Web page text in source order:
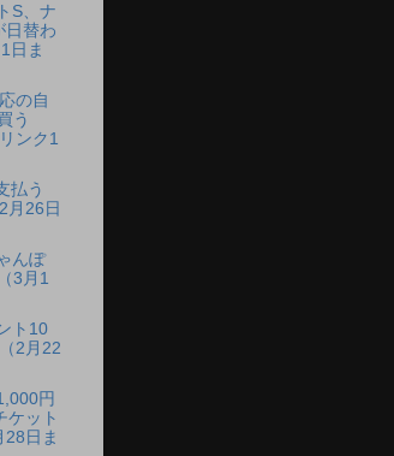
S、ナ
日替わ
日ま
の自
う
ンク1
払う
月26日
んぽ
3月1
ト10
2月22
円
ケット
28日ま